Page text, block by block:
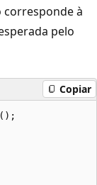
à
pelo
Copiar